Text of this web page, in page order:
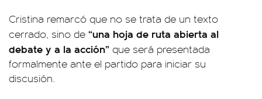
Cristina remarcó que no se trata de un texto
cerrado, sino de “una hoja de ruta abierta al
debate y a la acción” que será presentada
formalmente ante el partido para iniciar su
discusión.